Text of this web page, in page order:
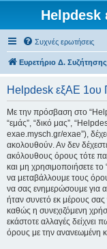
Helpdesk
Συχνές ερωτήσεις
Ευρετήριο Δ. Συζήτησης
Helpdesk εξΑΕ 1ου
Με την πρόσβαση στο
“εμάς”, “δικό μας”,
exae.mysch.gr/exae”),
ακολουθούν. Αν δεν
ακόλουθους όρους τότε
και μη χρησιμοποιήσετε
να μεταβάλλουμε τους
να σας ενημερώσουμε για
ήταν συνετό εκ μέρους σας
καθώς η συνεχιζόμενη
εκάστοτε αλλαγές δείχνει
όρους με την ανανεωμένη